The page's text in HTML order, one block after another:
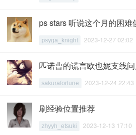
ps stars 听说这个月的困难
psyga_knight 2023-12-27 02:02
匹诺曹的谎言欧也妮支线
sakurafortune 2023-12-24
刷经验位置推荐
zhyyh_etsuki 2023-12-13 17:10